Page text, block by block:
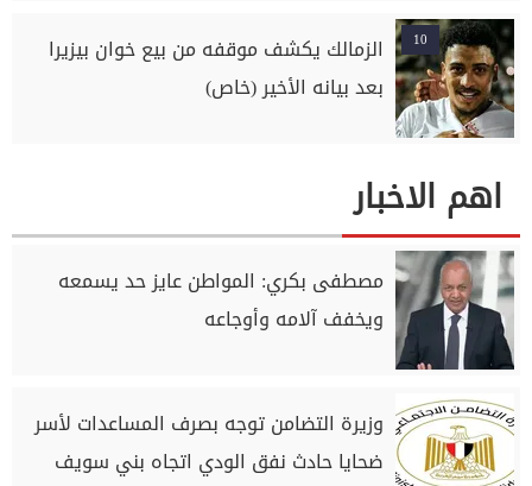
10
الزمالك يكشف موقفه من بيع خوان بيزيرا
بعد بيانه الأخير (خاص)
اهم الاخبار
مصطفى بكري: المواطن عايز حد يسمعه
ويخفف آلامه وأوجاعه
وزيرة التضامن توجه بصرف المساعدات لأسر
ضحايا حادث نفق الودي اتجاه بني سويف